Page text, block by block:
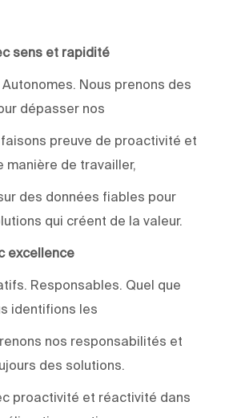
sens et rapidité
Nous prenons des
dépasser nos
preuve de proactivité et
manière de travailler,
des données fiables pour
qui créent de la valeur.
excellence
Responsables. Quel que
identifions les
nos responsabilités et
des solutions.
proactivité et réactivité dans